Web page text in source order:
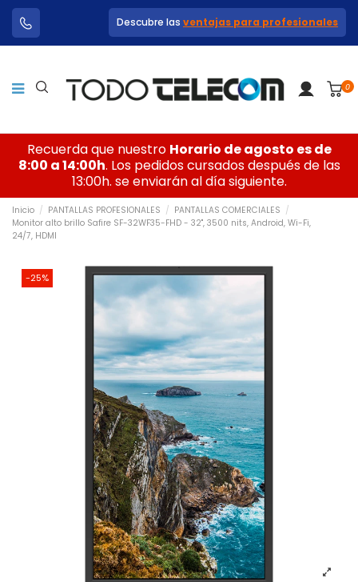
Descubre las ventajas para profesionales
0
Recuerda que nuestro Horario de agosto es de
8:00 a 14:00h. Los pedidos cursados después de las
13:00h. se enviarán al día siguiente.
Inicio PANTALLAS PROFESIONALES
PANTALLAS COMERCIALES
Monitor alto brillo Safire SF-32WF35-FHD - 32", 3500 nits, Android, Wi-Fi,
24/7, HDMI
-25%